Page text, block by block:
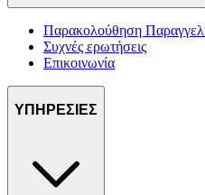
Παρακολούθηση
Συχνές ερωτήσεις
Επικοινωνία
ΥΠΗΡΕΣΙΕΣ